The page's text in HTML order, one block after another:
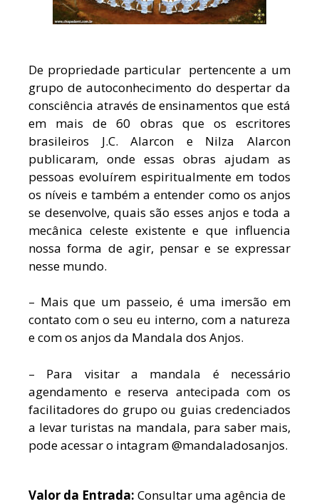
De propriedade particular pertencente a um
grupo de autoconhecimento do despertar da
consciência através de ensinamentos que está
em mais de 60 obras que os escritores
brasileiros J.C. Alarcon e Nilza Alarcon
publicaram, onde essas obras ajudam as
pessoas evoluírem espiritualmente em todos
os níveis e também a entender como os anjos
se desenvolve, quais são esses anjos e toda a
mecânica celeste existente e que influencia
nossa forma de agir, pensar e se expressar
nesse mundo.
– Mais que um passeio, é uma imersão em
contato com o seu eu interno, com a natureza
e com os anjos da Mandala dos Anjos.
– Para visitar a mandala é necessário
agendamento e reserva antecipada com os
facilitadores do grupo ou guias credenciados
a levar turistas na mandala, para saber mais,
pode acessar o intagram @mandaladosanjos.
Valor da Entrada: Consultar uma agência de